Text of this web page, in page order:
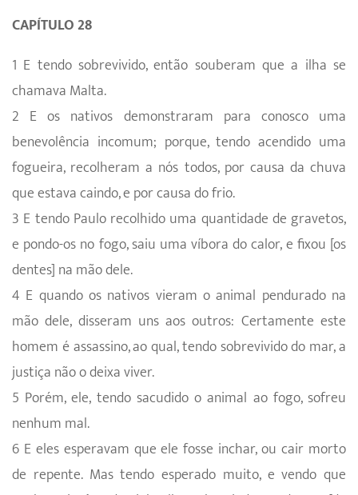
CAPÍTULO 28
1 E tendo sobrevivido, então souberam que a ilha se
chamava Malta.
2 E os nativos demonstraram para conosco uma
benevolência incomum; porque, tendo acendido uma
fogueira, recolheram a nós todos, por causa da chuva
que estava caindo, e por causa do frio.
3 E tendo Paulo recolhido uma quantidade de gravetos,
e pondo-os no fogo, saiu uma víbora do calor, e fixou [os
dentes] na mão dele.
4 E quando os nativos vieram o animal pendurado na
mão dele, disseram uns aos outros: Certamente este
homem é assassino, ao qual, tendo sobrevivido do mar, a
justiça não o deixa viver.
5 Porém, ele, tendo sacudido o animal ao fogo, sofreu
nenhum mal.
6 E eles esperavam que ele fosse inchar, ou cair morto
de repente. Mas tendo esperado muito, e vendo que